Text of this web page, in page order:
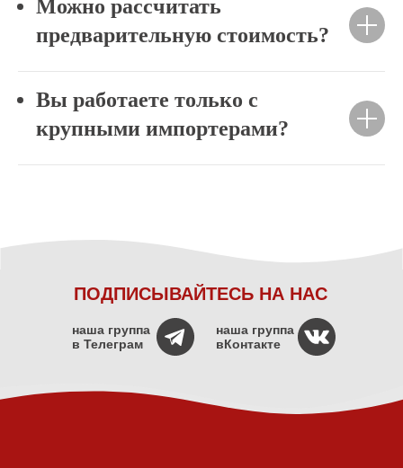
Можно рассчитать
предварительную стоимость?
Вы работаете только с
крупными импортерами?
ПОДПИСЫВАЙТЕСЬ НА НАС
наша группа
в Телеграм
наша группа
вКонтакте